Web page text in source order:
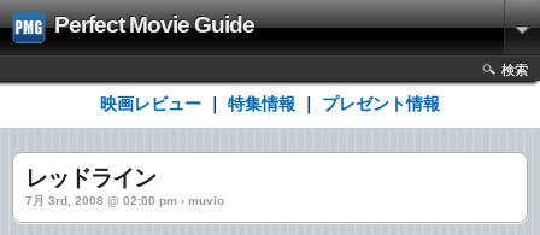
Perfect Movie Guide
検索
映画レビュー 特集情報 プレゼント情報
レッドライン
7月 3rd, 2008 @ 02:00 pm › muvio